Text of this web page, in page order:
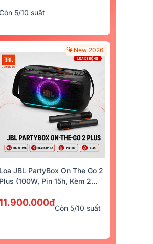
5/10 suất
New 2026
Loa JBL PartyBox On The Go 2
Plus (100W, Pin 15h, Kèm 2
Còn 5/10 suất